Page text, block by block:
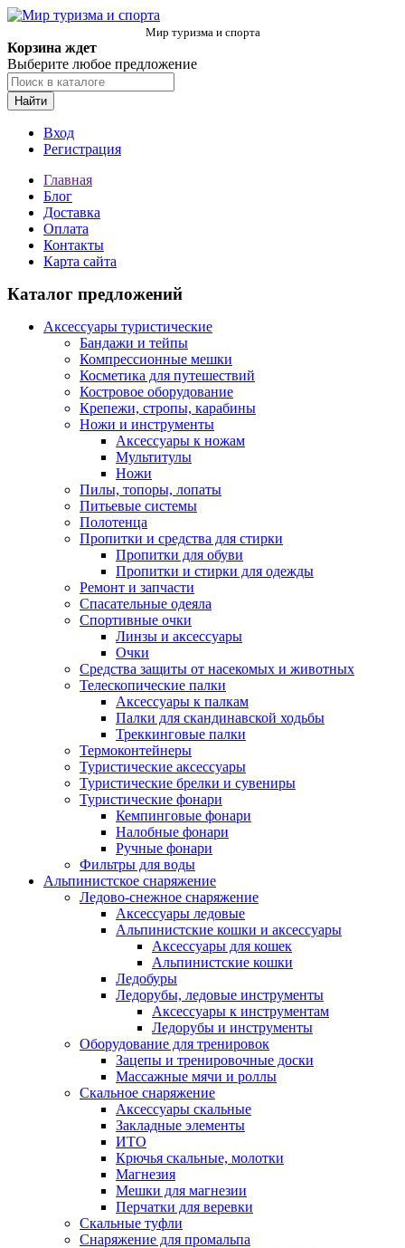
Мир туризма и спорта
Корзина ждет
Выберите любое предложение
Найти
Вход
Регистрация
Главная
Блог
Доставка
Оплата
Контакты
Карта сайта
Каталог предложений
Аксессуары туристические
Бандажи и тейпы
Компрессионные мешки
Косметика для путешествий
Костровое оборудование
Крепежи, стропы, карабины
Ножи и инструменты
Аксессуары к ножам
Мультитулы
Ножи
Пилы, топоры, лопаты
Питьевые системы
Полотенца
Пропитки и средства для стирки
Пропитки для обуви
Пропитки и стирки для одежды
Ремонт и запчасти
Спасательные одеяла
Спортивные очки
Линзы и аксессуары
Очки
Средства защиты от насекомых и животных
Телескопические палки
Аксессуары к палкам
Палки для скандинавской ходьбы
Треккинговые палки
Термоконтейнеры
Туристические аксессуары
Туристические брелки и сувениры
Туристические фонари
Кемпинговые фонари
Налобные фонари
Ручные фонари
Фильтры для воды
Альпинистское снаряжение
Ледово-снежное снаряжение
Аксессуары ледовые
Альпинистские кошки и аксессуары
Аксессуары для кошек
Альпинистские кошки
Ледобуры
Ледорубы, ледовые инструменты
Аксессуары к инструментам
Ледорубы и инструменты
Оборудование для тренировок
Зацепы и тренировочные доски
Массажные мячи и роллы
Скальное снаряжение
Аксессуары скальные
Закладные элементы
ИТО
Крючья скальные, молотки
Магнезия
Мешки для магнезии
Перчатки для веревки
Скальные туфли
Снаряжение для промальпа